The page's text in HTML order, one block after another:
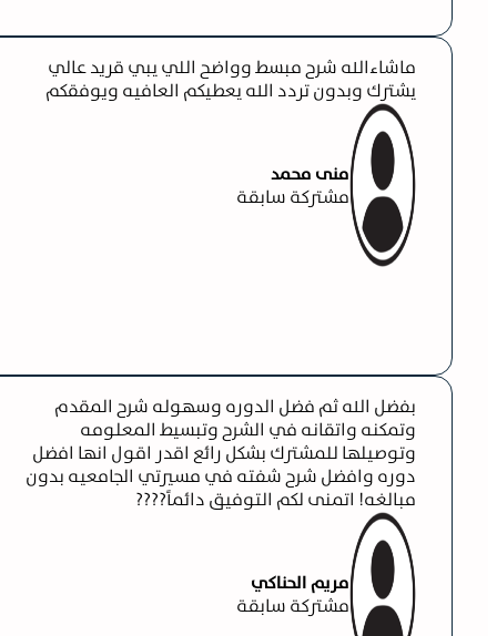
ماشاءالله شرح مبسط وواضح اللي يبي قريد عالي
يشترك وبدون تردد الله يعطيكم العافيه ويوفقكم
منى محمد
مشتركة سابقة
بفضل الله ثم فضل الدوره وسهوله شرح المقدم
وتمكنه واتقانه في الشرح وتبسيط المعلومه
وتوصيلها للمشترك بشكل رائع اقدر اقول انها افضل
دوره وافضل شرح شفته في مسيرتي الجامعيه بدون
مبالغه! اتمنى لكم التوفيق دائماً????
مريم الحناكي
مشتركة سابقة